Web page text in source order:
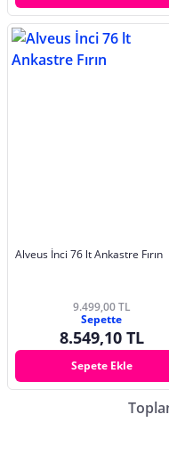
Alveus İnci 76 lt Ankastre Fırın
9.499,00 TL
Sepette
8.549,10 TL
Sepete Ekle